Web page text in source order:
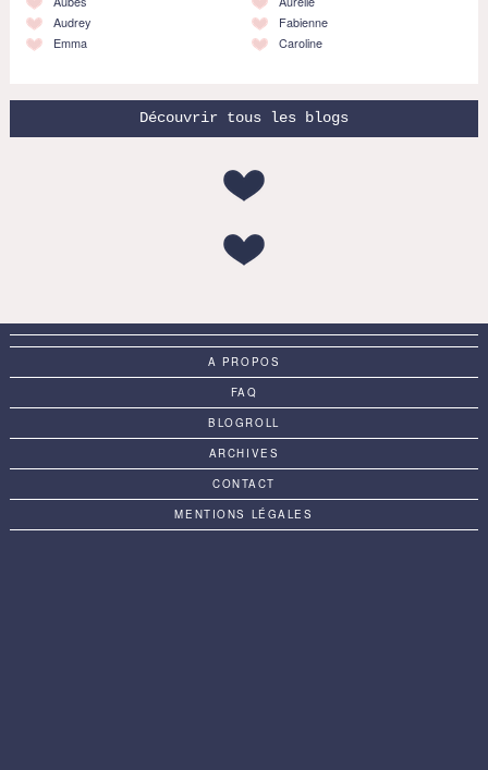
Audrey
Emma
Fabienne
Caroline
Découvrir tous les blogs
A PROPOS
FAQ
BLOGROLL
ARCHIVES
CONTACT
MENTIONS LÉGALES